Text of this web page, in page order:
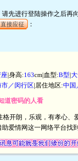
先进行登陆操作之后
直接应征 ：
座|身高:163cm|血型:B型|
／闵行区|居住地区:中国
道密码的人看
开朗，乐观，有孝心
爱情网这一网络平台